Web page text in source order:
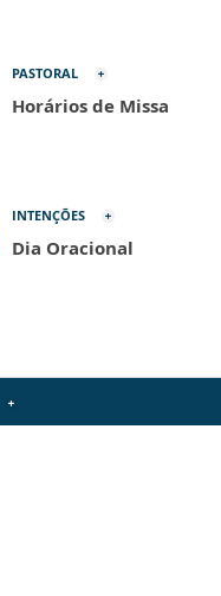
PASTORAL
Horários de Missa
INTENÇÕES
Dia Oracional